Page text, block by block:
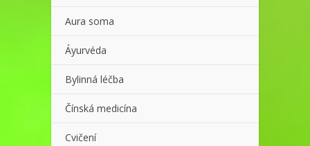
Aura soma
Áyurvéda
Bylinná léčba
Čínská medicína
Cvičení